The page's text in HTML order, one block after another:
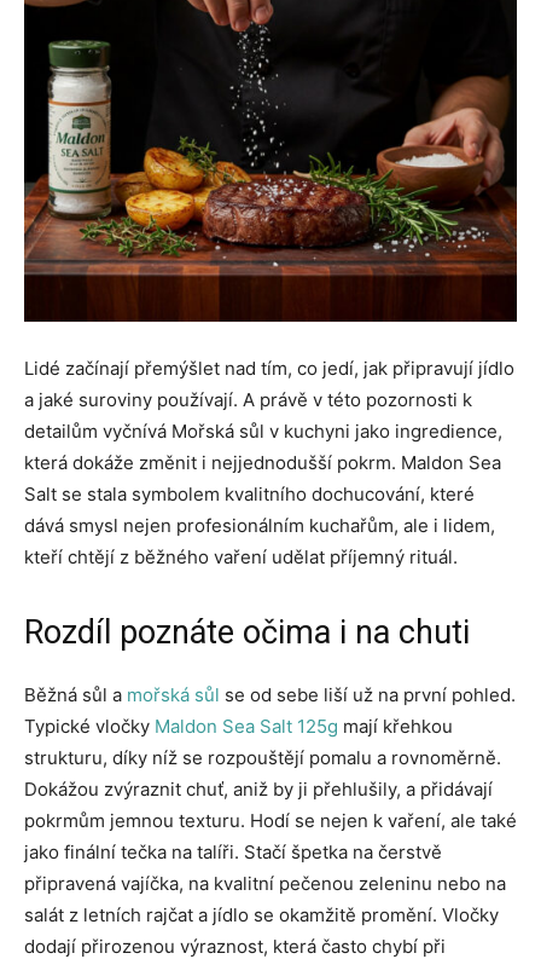
Lidé začínají přemýšlet nad tím, co jedí, jak připravují jídlo
a jaké suroviny používají. A právě v této pozornosti k
detailům vyčnívá Mořská sůl v kuchyni jako ingredience,
která dokáže změnit i nejjednodušší pokrm. Maldon Sea
Salt se stala symbolem kvalitního dochucování, které
dává smysl nejen profesionálním kuchařům, ale i lidem,
kteří chtějí z běžného vaření udělat příjemný rituál.
Rozdíl poznáte očima i na chuti
Běžná sůl a mořská sůl se od sebe liší už na první pohled.
Typické vločky Maldon Sea Salt 125g mají křehkou
strukturu, díky níž se rozpouštějí pomalu a rovnoměrně.
Dokážou zvýraznit chuť, aniž by ji přehlušily, a přidávají
pokrmům jemnou texturu. Hodí se nejen k vaření, ale také
jako finální tečka na talíři. Stačí špetka na čerstvě
připravená vajíčka, na kvalitní pečenou zeleninu nebo na
salát z letních rajčat a jídlo se okamžitě promění. Vločky
dodají přirozenou výraznost, která často chybí při